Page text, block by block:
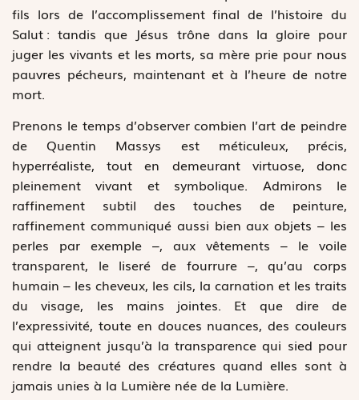
fils lors de l’accomplissement final de l’histoire du
Salut : tandis que Jésus trône dans la gloire pour
juger les vivants et les morts, sa mère prie pour nous
pauvres pécheurs, maintenant et à l’heure de notre
mort.
Prenons le temps d’observer combien l’art de peindre
de Quentin Massys est méticuleux, précis,
hyperréaliste, tout en demeurant virtuose, donc
pleinement vivant et symbolique. Admirons le
raffinement subtil des touches de peinture,
raffinement communiqué aussi bien aux objets – les
perles par exemple –, aux vêtements – le voile
transparent, le liseré de fourrure –, qu’au corps
humain – les cheveux, les cils, la carnation et les traits
du visage, les mains jointes. Et que dire de
l’expressivité, toute en douces nuances, des couleurs
qui atteignent jusqu’à la transparence qui sied pour
rendre la beauté des créatures quand elles sont à
jamais unies à la Lumière née de la Lumière.